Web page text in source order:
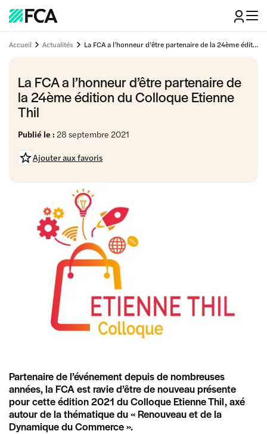
Accueil Actualités La FCA a l’honneur d’être partenaire de la 24ème édition du Colloque Etienne Thil
La FCA a l’honneur d’être partenaire de
la 24ème édition du Colloque Etienne
Thil
Publié le : 28 septembre 2021
Ajouter aux favoris
Partenaire de l’événement depuis de nombreuses
années, la FCA est ravie d’être de nouveau présente
pour cette édition 2021 du Colloque Etienne Thil, axé
autour de la thématique du « Renouveau et de la
Dynamique du Commerce ».